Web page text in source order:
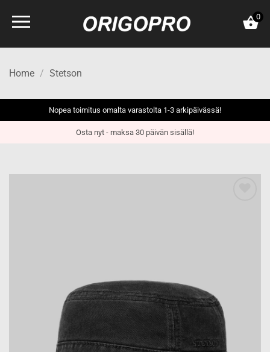
0
Home / Stetson
Nopea toimitus omalta varastolta 1-3 arkipäivässä!
Osta nyt - maksa 30 päivän sisällä!